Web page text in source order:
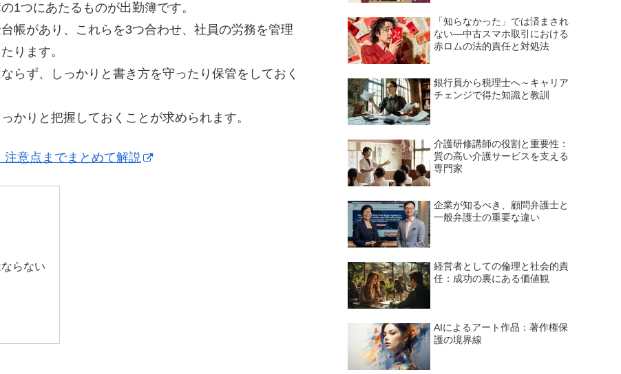
1つにあたるものが出勤簿です。
帳があり、これらを3つ合わせ、社員の労務を管理
ります。
らず、しっかりと書き方を守ったり保管をしておく
かりと把握しておくことが求められます。
注意点までまとめて解説
らない
「知らなかった」では済まされ
ない—中古スマホ取引における
赤ロムの法的責任と対処法
銀行員から税理士へ～キャリア
チェンジで得た知識と教訓
介護研修講師の役割と重要性：
質の高い介護サービスを支える
専門家
企業が知るべき、顧問弁護士と
一般弁護士の重要な違い
経営者としての倫理と社会的責
任：成功の裏にある価値観
AIによるアート作品：著作権保
護の境界線